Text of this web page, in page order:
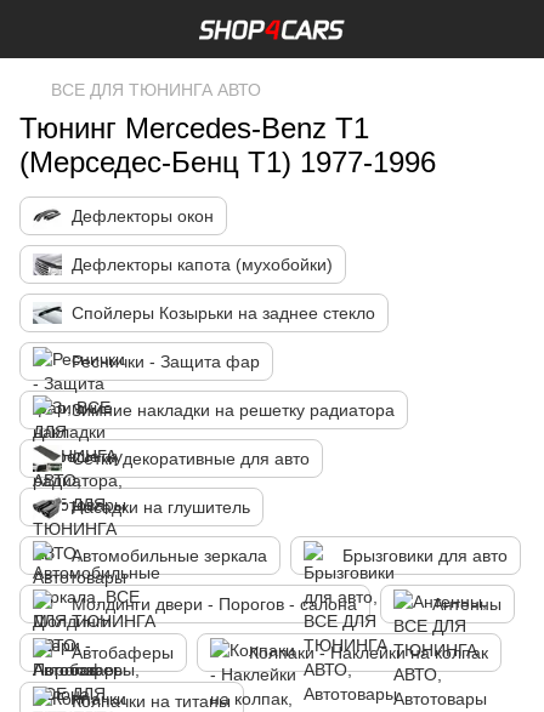
ВСЕ ДЛЯ ТЮНИНГА АВТО
Тюнинг Mercedes-Benz T1
(Мерседес-Бенц T1) 1977-1996
Дефлекторы окон
Дефлекторы капота (мухобойки)
Спойлеры Козырьки на заднее стекло
Реснички - Защита фар
Зимние накладки на решетку радиатора
Сетки декоративные для авто
Насадки на глушитель
Автомобильные зеркала Брызговики для авто
Молдинги двери - Порогов - салона Антенны
Автобаферы Колпаки - Наклейки на колпак
Колпачки на титаны